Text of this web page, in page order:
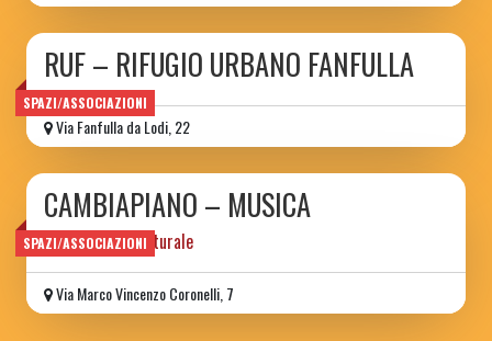
SPAZI/ASSOCIAZIONI
RUF – RIFUGIO URBANO FANFULLA
Via Fanfulla da Lodi, 22
SPAZI/ASSOCIAZIONI
CAMBIAPIANO – MUSICA
associazione culturale
Via Marco Vincenzo Coronelli, 7